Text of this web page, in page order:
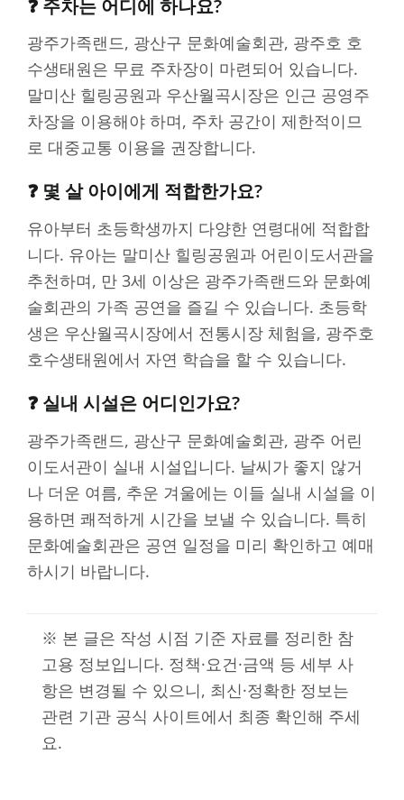
❓ 주차는 어디에 하나요?
광주가족랜드, 광산구 문화예술회관, 광주호 호
수생태원은 무료 주차장이 마련되어 있습니다.
말미산 힐링공원과 우산월곡시장은 인근 공영주
차장을 이용해야 하며, 주차 공간이 제한적이므
로 대중교통 이용을 권장합니다.
❓ 몇 살 아이에게 적합한가요?
유아부터 초등학생까지 다양한 연령대에 적합합
니다. 유아는 말미산 힐링공원과 어린이도서관을
추천하며, 만 3세 이상은 광주가족랜드와 문화예
술회관의 가족 공연을 즐길 수 있습니다. 초등학
생은 우산월곡시장에서 전통시장 체험을, 광주호
호수생태원에서 자연 학습을 할 수 있습니다.
❓ 실내 시설은 어디인가요?
광주가족랜드, 광산구 문화예술회관, 광주 어린
이도서관이 실내 시설입니다. 날씨가 좋지 않거
나 더운 여름, 추운 겨울에는 이들 실내 시설을 이
용하면 쾌적하게 시간을 보낼 수 있습니다. 특히
문화예술회관은 공연 일정을 미리 확인하고 예매
하시기 바랍니다.
※ 본 글은 작성 시점 기준 자료를 정리한 참
고용 정보입니다. 정책·요건·금액 등 세부 사
항은 변경될 수 있으니, 최신·정확한 정보는
관련 기관 공식 사이트에서 최종 확인해 주세
요.